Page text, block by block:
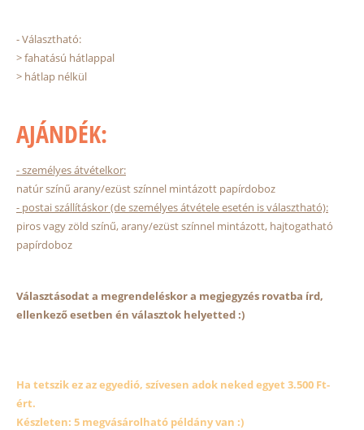
- Választható:
> fahatású hátlappal
> hátlap nélkül
AJÁNDÉK:
- személyes átvételkor:
natúr színű arany/ezüst színnel mintázott papírdoboz
- postai szállításkor (de személyes átvétele esetén is választható):
piros vagy zöld színű, arany/ezüst színnel mintázott, hajtogatható
papírdoboz
Választásodat a megrendeléskor a megjegyzés rovatba írd,
ellenkező esetben én választok helyetted :)
Ha tetszik ez az egyedió, szívesen adok neked egyet 3.500 Ft-
ért.
Készleten: 5 megvásárolható példány van :)